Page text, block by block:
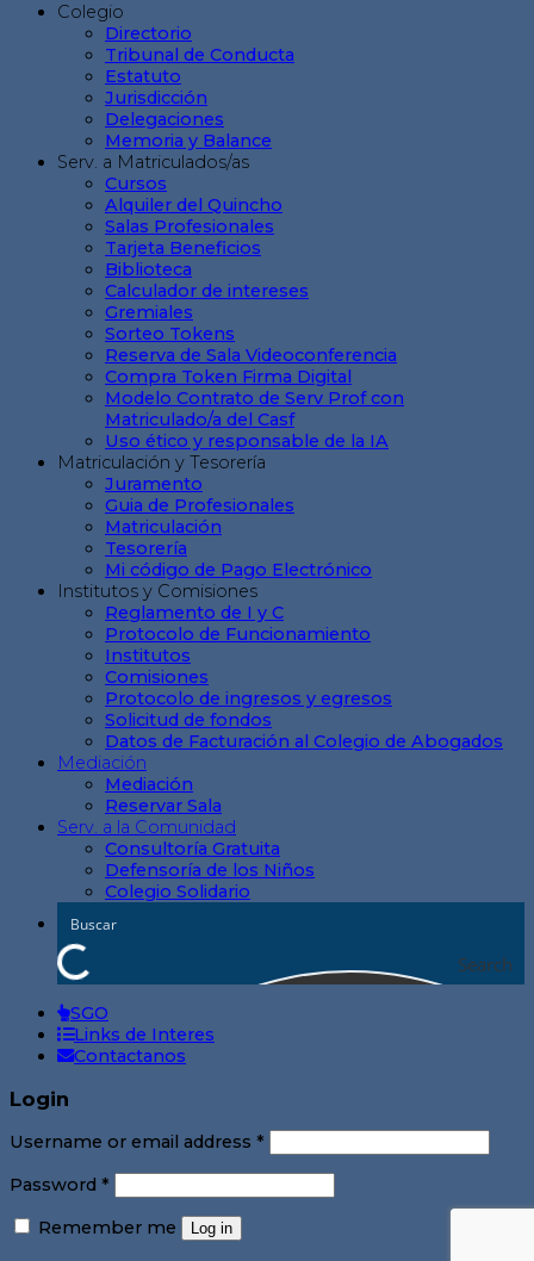
Colegio
Directorio
Tribunal de Conducta
Estatuto
Jurisdicción
Delegaciones
Memoria y Balance
Serv. a Matriculados/as
Cursos
Alquiler del Quincho
Salas Profesionales
Tarjeta Beneficios
Biblioteca
Calculador de intereses
Gremiales
Sorteo Tokens
Reserva de Sala Videoconferencia
Compra Token Firma Digital
Modelo Contrato de Serv Prof con
Matriculado/a del Casf
Uso ético y responsable de la IA
Matriculación y Tesorería
Juramento
Guia de Profesionales
Matriculación
Tesorería
Mi código de Pago Electrónico
Institutos y Comisiones
Reglamento de I y C
Protocolo de Funcionamiento
Institutos
Comisiones
Protocolo de ingresos y egresos
Solicitud de fondos
Datos de Facturación al Colegio de Abogados
Mediación
Mediación
Reservar Sala
Serv. a la Comunidad
Consultoría Gratuita
Defensoría de los Niños
Colegio Solidario
Search
SGO
Links de Interes
Contactanos
Login
Username or email address *
Password *
Remember me Log in